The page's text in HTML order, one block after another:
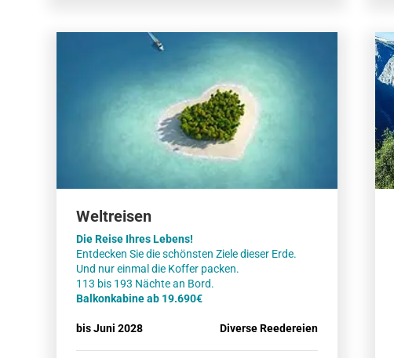
Weltreisen
Die Reise Ihres Lebens!
Entdecken Sie die schönsten Ziele dieser Erde.
Und nur einmal die Koffer packen.
Balkonkabine ab 19.690€
bis Juni 2028 Diverse Reedereien